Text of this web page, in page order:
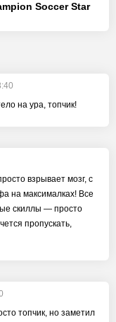
Soccer Star
на ура, топчик!
взрывает мозг, с
на максималках! Все
скиллы — просто
пропускать,
топчик, но заметил